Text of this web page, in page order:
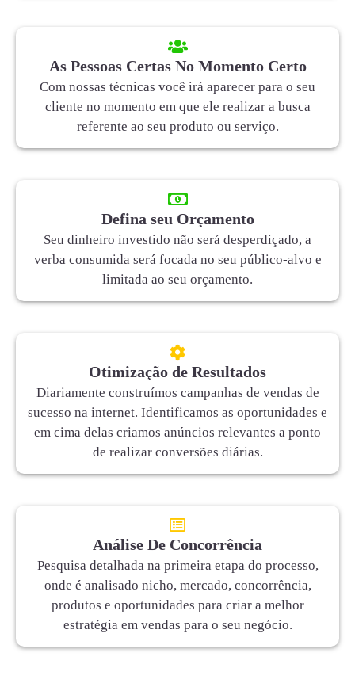
As Pessoas Certas No Momento Certo
Com nossas técnicas você irá aparecer para o seu
cliente no momento em que ele realizar a busca
referente ao seu produto ou serviço.
Defina seu Orçamento
Seu dinheiro investido não será desperdiçado, a
verba consumida será focada no seu público-alvo e
limitada ao seu orçamento.
Otimização de Resultados
Diariamente construímos campanhas de vendas de
sucesso na internet. Identificamos as oportunidades e
em cima delas criamos anúncios relevantes a ponto
de realizar conversões diárias.
Análise De Concorrência
Pesquisa detalhada na primeira etapa do processo,
onde é analisado nicho, mercado, concorrência,
produtos e oportunidades para criar a melhor
estratégia em vendas para o seu negócio.